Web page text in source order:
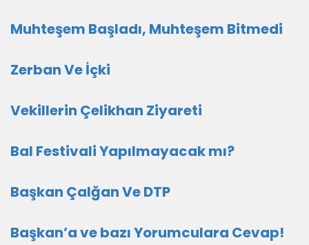
Muhteşem Başladı, Muhteşem Bitmedi
Zerban Ve İçki
Vekillerin Çelikhan Ziyareti
Bal Festivali Yapılmayacak mı?
Başkan Çalğan Ve DTP
Başkan’a ve bazı Yorumculara Cevap!